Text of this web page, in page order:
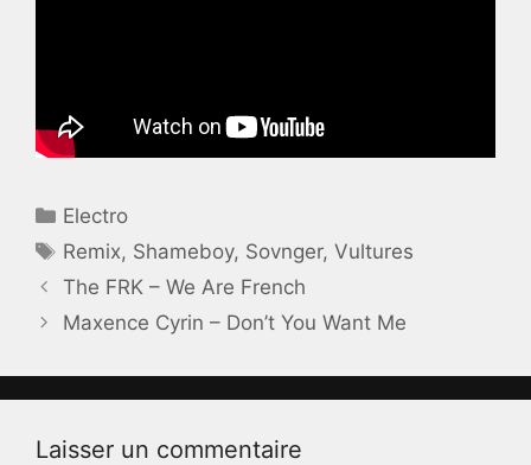
Catégories
Electro
Étiquettes
Remix, Shameboy, Sovnger,Vultures
The FRK – We Are French
Maxence Cyrin – Don’t You Want Me
Laisser un commentaire